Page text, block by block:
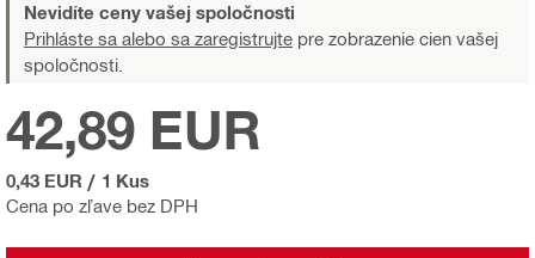
Nevidíte ceny vašej spoločnosti
Prihláste sa alebo sa zaregistrujte pre zobrazenie cien vašej
spoločnosti.
Cena po zľave bez DPH
42,89 EUR
0,43 EUR / 1 Kus